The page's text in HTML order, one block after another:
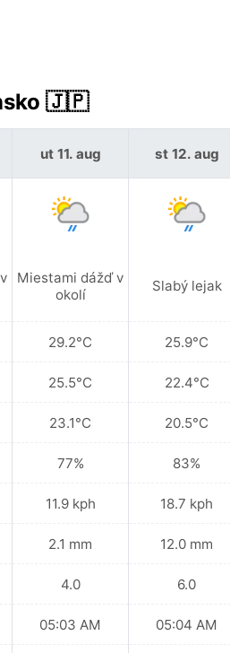
🇯🇵
ut 11. aug
Miestami dážď v
okolí
29.2°C
25.5°C
23.1°C
77%
11.9 kph
2.1 mm
4.0
05:03 AM
st 12. aug
Slabý lejak
25.9°C
22.4°C
20.5°C
83%
18.7 kph
12.0 mm
6.0
05:04 AM